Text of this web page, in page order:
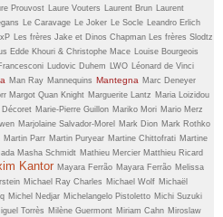
Prouvost Laure Vouters Laurent Brun Laurent
Le Caravage Le Joker Le Socle Leandro Erlich
Les frères Jake et Dinos Chapman Les frères Slodtz
Edde Khouri & Christophe Mace Louise Bourgeois
Ludovic Duhem LWO Léonard de Vinci
Man Ray Mannequins Mantegna Marc Deneyer
Margot Quan Knight Marguerite Lantz Maria Loizidou
Décoret Marie-Pierre Guillon Mariko Mori Mario Merz
Marjolaine Salvador-Morel Mark Dion Mark Rothko
Martin Parr Martin Puryear Martine Chittofrati Martine
Masha Schmidt Mathieu Mercier Matthieu Ricard
Kantor Mayara Ferrão Mayara Ferrão Melissa
Michael Ray Charles Michael Wolf Michaël
Michel Nedjar Michelangelo Pistoletto Michi Suzuki
Torrès Milène Guermont Miriam Cahn Miroslaw